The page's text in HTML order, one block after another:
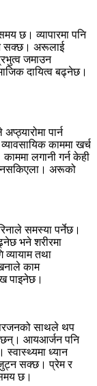
छ। व्यापारमा पनि
सक्छ। अरूलाई
जमाउन
दायित्व बढ्नेछ।
पार्न
काममा खर्च
लगानी गर्न केही
नसकिएला। अरूको
समस्या पर्नेछ।
भने शरीरमा
तथा
काम
पाइनेछ।
साथले थप
आयआर्जन पनि
ध्यान
जुट्न सक्छ। प्रेम र
छ।